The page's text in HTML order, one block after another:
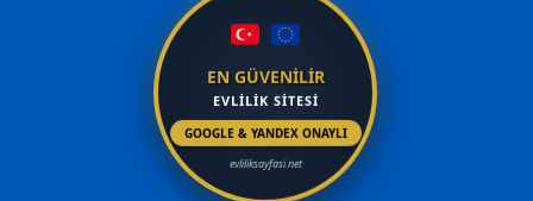
EN GÜVENİLİR
EVLİLİK SİTESİ
GOOGLE & YANDEX ONAYLI
evliliksayfasi.net